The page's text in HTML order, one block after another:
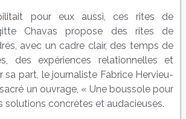
pour eux aussi, ces rites de
Chavas propose des rites de
avec un cadre clair, des temps de
des expériences relationnelles et
sa part, le journaliste Fabrice Hervieu-
un ouvrage, « Une boussole pour
solutions concrètes et audacieuses.